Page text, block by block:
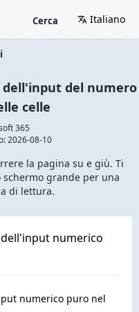
Cerca Italiano
del numero
celle
365
2026-08-10
la pagina su e giù. Ti
grande per una
di lettura.
numerico
numerico puro nel